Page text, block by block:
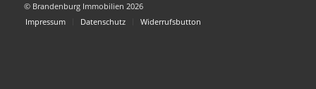
© Brandenburg Immobilien 2026
Impressum
Datenschutz Widerrufsbutton